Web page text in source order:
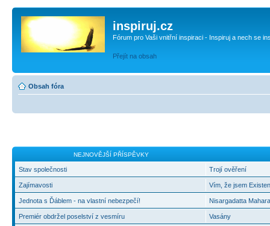
inspiruj.cz
Fórum pro Vaši vnitřní inspiraci - Inspiruj a nech se
Přejít na obsah
Obsah fóra
NEJNOVĚJŠÍ PŘÍSPĚVKY
Stav společnosti
Zajímavosti
Jednota s Ďáblem - na vlastní nebezpečí!
Premiér obdržel poselství z vesmíru
Trojí ověření
Vím, že jsem
Nisargadatta
Vasány